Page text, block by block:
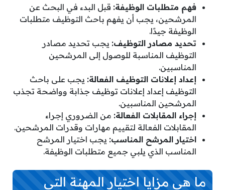
فهم متطلبات الوظيفة: قبل البدء في البحث عن
المرشحين، يجب أن يفهم باحث التوظيف متطلبات
الوظيفة جيدًا.
تحديد مصادر التوظيف: يجب تحديد مصادر
التوظيف المناسبة للوصول إلى المرشحين
المناسبين.
إعداد إعلانات التوظيف الفعالة: يجب على باحث
التوظيف إعداد إعلانات توظيف جذابة وواضحة تجذب
المرشحين المناسبين.
إجراء المقابلات الفعالة: من الضروري إجراء
المقابلات الفعالة لتقييم مهارات وقدرات المرشحين.
اختيار المرشح المناسب: يجب اختيار المرشح
المناسب الذي يلبي جميع متطلبات الوظيفة.
ما هي مزايا اختيار المهنة التي